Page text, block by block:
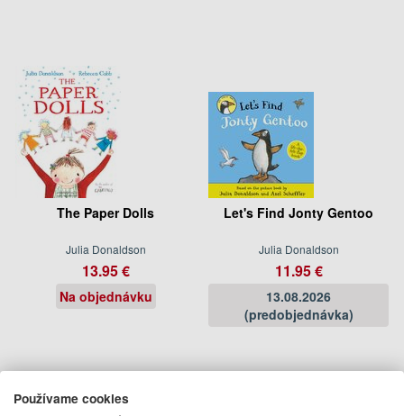
The Paper Dolls
Julia Donaldson
13.95 €
Na objednávku
Let's Find Jonty Gentoo
Julia Donaldson
11.95 €
13.08.2026
(predobjednávka)
Používame cookies